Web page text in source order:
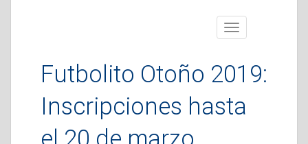
Toggle
Futbolito Otoño 2019:
Inscripciones hasta
el 20 de marzo